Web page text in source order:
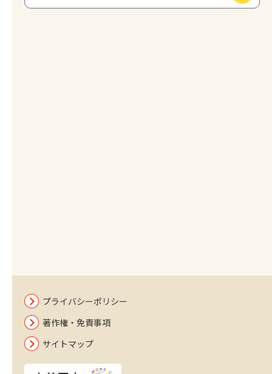
プライバシーポリシー
著作権・免責事項
サイトマップ